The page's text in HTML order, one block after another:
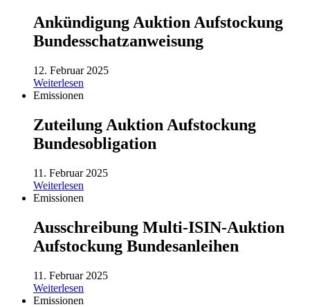
Ankündigung Auktion Aufstockung
Bundesschatzanweisung
12. Februar 2025
Weiterlesen
Emissionen
Zuteilung Auktion Aufstockung
Bundesobligation
11. Februar 2025
Weiterlesen
Emissionen
Ausschreibung Multi-ISIN-Auktion
Aufstockung Bundesanleihen
11. Februar 2025
Weiterlesen
Emissionen